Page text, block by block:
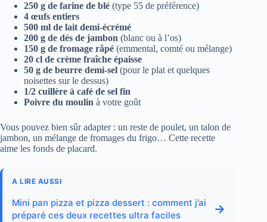
250 g de farine de blé (type 55 de préférence)
4 œufs entiers
500 ml de lait demi-écrémé
200 g de dés de jambon (blanc ou à l’os)
150 g de fromage râpé (emmental, comté ou mélange)
20 cl de crème fraîche épaisse
50 g de beurre demi-sel (pour le plat et quelques
noisettes sur le dessus)
1/2 cuillère à café de sel fin
Poivre du moulin à votre goût
Vous pouvez bien sûr adapter : un reste de poulet, un talon de
jambon, un mélange de fromages du frigo… Cette recette
aime les fonds de placard.
A LIRE AUSSI
Mini pan pizza et pizza dessert : comment j’ai
préparé ces deux recettes ultra faciles
→